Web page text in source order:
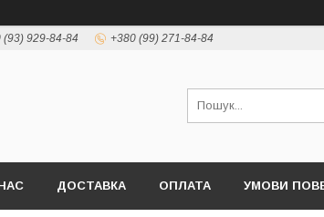
(93) 929-84-84 +380 (99) 271-84-84
ДОСТАВКА ОПЛАТА УМОВИ